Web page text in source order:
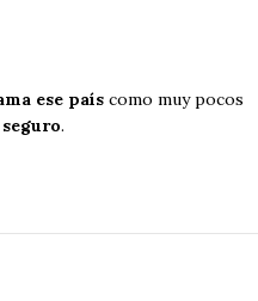
ese país como muy pocos
seguro.